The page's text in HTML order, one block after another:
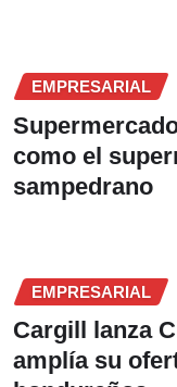
EMPRESARIAL
como el
sampedrano
EMPRESARIAL
Cargill lanza
amplía su